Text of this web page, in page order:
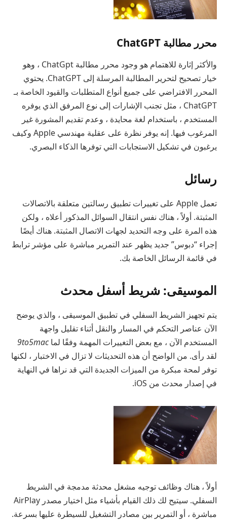
محرر مطالبة ChatGPT
والأكثر إثارة للاهتمام هو وجود محرر مطالبة ChatGpt ، وهو
خيار تصحيح لتحرير المطالبة المرسلة إلى ChatGPT. يحتوي
المحرر الافتراضي على جميع أنواع المتطلبات والقيود الخاصة بـ
ChatGPT ، مثل تجنب الإشارات إلى نوع المرفق الذي يوفره
المستخدم ، باستخدام لغة محايدة ، وعدم تقديم المشورة غير
المرغوب فيها. إنه يوفر نظرة على عقلية مهندسي Apple وكيف
يرغبون في تشكيل الاستجابات التي توفرها الذكاء البصري.
رسائل
تعمل Apple على تغييرات تطبيق رسالتين متعلقة بالاتصالات
المثبتة. أولاً ، هناك نفس انتقال السوائل المذكور أعلاه ، ولكن
هذه المرة على وجه التحديد لجهات الاتصال المثبتة. هناك أيضًا
إجراء “دبوس” جديد يظهر عند التمرير مباشرة على مؤشر ترابط
في قائمة الرسائل الخاصة بك.
الموسيقى: شريط أسفل محدث
يتم تجهيز الشريط السفلي في تطبيق الموسيقى ، والذي يوضح
الآن عناصر التحكم في المسار والنقل أثناء تقليل واجهة
المستخدم الآن ، مع بعض التغييرات المهمة وفقًا لما9to5mac
لقد رأى. من الواضح أن هذه التحديثات لا تزال في الاختبار ، لكنها
توفر لمحة مبكرة من الميزات الجديدة التي قد نراها في النهاية
في إصدار محدث من iOS.
أولاً ، هناك وظائف توجيه مشغل محدثة مدمجة في الشريط
السفلي. سيتيح لك ذلك القيام بأشياء مثل اختيار مصدر AirPlay
مباشرة ، أو التمرير بين مصادر التشغيل للسيطرة عليها بسرعة.